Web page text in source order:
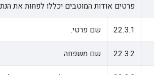
פרטים אודות המוטבים יכללו לפחות את
22.3.1 שם פרטי.
22.3.2 שם משפחה.